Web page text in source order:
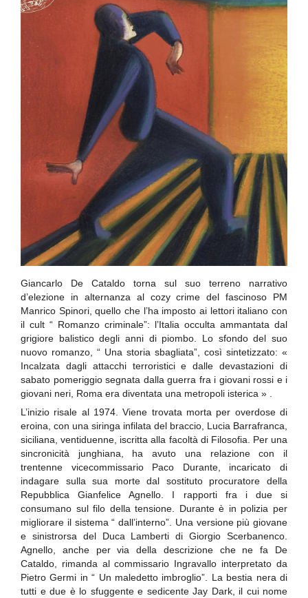
Giancarlo De Cataldo torna sul suo terreno narrativo
d’elezione in alternanza al cozy crime del fascinoso PM
Manrico Spinori, quello che l’ha imposto ai lettori italiano con
il cult “ Romanzo criminale”: l’Italia occulta ammantata dal
grigiore balistico degli anni di piombo. Lo sfondo del suo
nuovo romanzo, “ Una storia sbagliata”, così sintetizzato: «
Incalzata dagli attacchi terroristici e dalle devastazioni di
sabato pomeriggio segnata dalla guerra fra i giovani rossi e i
giovani neri, Roma era diventata una metropoli isterica » .
L’inizio risale al 1974. Viene trovata morta per overdose di
eroina, con una siringa infilata del braccio, Lucia Barrafranca,
siciliana, ventiduenne, iscritta alla facoltà di Filosofia. Per una
sincronicità junghiana, ha avuto una relazione con il
trentenne vicecommissario Paco Durante, incaricato di
indagare sulla sua morte dal sostituto procuratore della
Repubblica Gianfelice Agnello. I rapporti fra i due si
consumano sul filo della tensione. Durante è in polizia per
migliorare il sistema “ dall’interno”. Una versione più giovane
e sinistrorsa del Duca Lamberti di Giorgio Scerbanenco.
Agnello, anche per via della descrizione che ne fa De
Cataldo, rimanda al commissario Ingravallo interpretato da
Pietro Germi in “ Un maledetto imbroglio”. La bestia nera di
tutti e due è lo sfuggente e sedicente Jay Dark, il cui nome